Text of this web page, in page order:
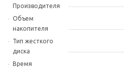
Производителя
Объем
накопителя
Тип жесткого
диска
Время